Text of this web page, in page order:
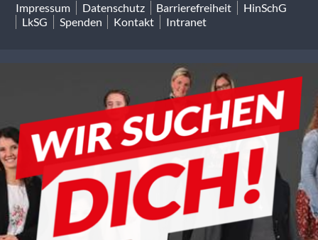
Impressum Datenschutz Barrierefreiheit
HinSchG
LkSG
Spenden Kontakt Intranet